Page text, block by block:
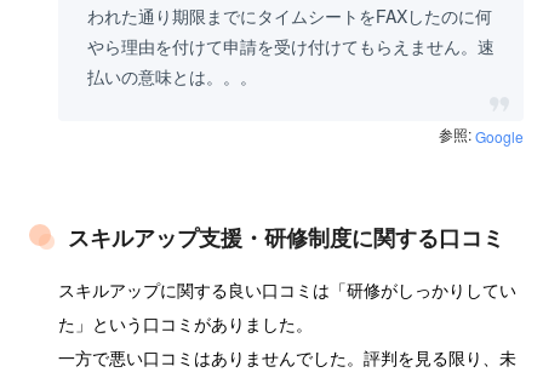
われた通り期限までにタイムシートをFAXしたのに何
やら理由を付けて申請を受け付けてもらえません。速
払いの意味とは。。。
参照:Google
スキルアップ支援・研修制度に関する口コミ
スキルアップに関する良い口コミは「研修がしっかりしてい
た」という口コミがありました。
一方で悪い口コミはありませんでした。評判を見る限り、未